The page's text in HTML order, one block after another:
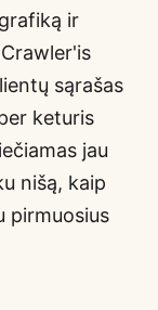
ir
sąrašas
keturis
jau
nišą, kaip
pirmuosius